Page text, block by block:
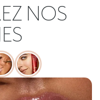
NOS